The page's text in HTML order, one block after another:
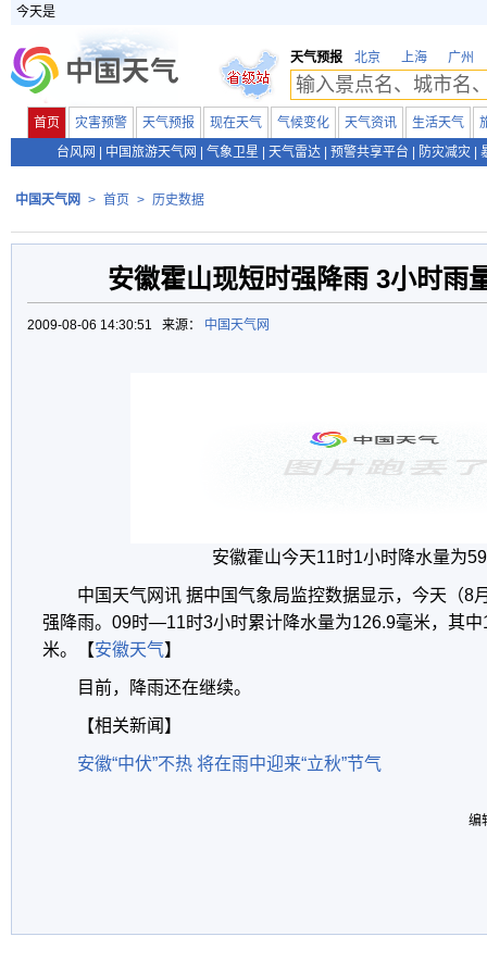
今天是
天气预报 北京 上海 广州
首页 灾害预警 天气预报 现在天气 气候变化 天气资讯 生活天气
台风网
中国旅游天气网 气象卫星 天气雷达 预警共享平台 防灾减灾
中国天气网 > 首页 > 历史数据
安徽霍山现短时强降雨 3小时雨
2009-08-06 14:30:51 来源： 中国天气网
安徽霍山今天11时1小时降水量为
中国天气网讯 据中国气象局监控数据显示，今天（8
强降雨。09时—11时3小时累计降水量为126.9毫米，其
米。【安徽天气】
目前，降雨还在继续。
【相关新闻】
安徽“中伏”不热 将在雨中迎来“立秋”节气
编